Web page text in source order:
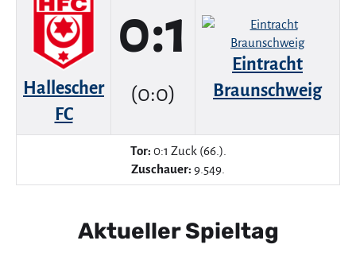
Hallescher
FC
0:1
(0:0)
Eintracht
Braunschweig
Tor: 0:1 Zuck (66.).
Zuschauer: 9.549.
Aktueller Spieltag